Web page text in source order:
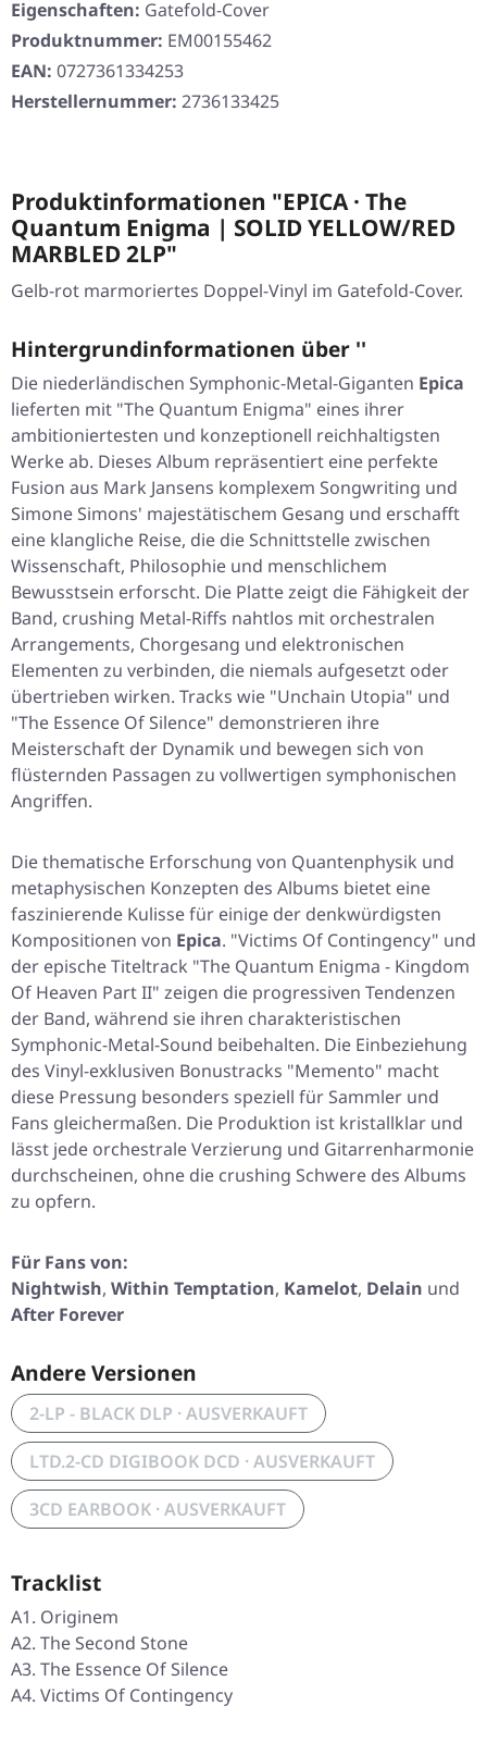
Eigenschaften: Gatefold-Cover
Produktnummer: EM00155462
EAN: 0727361334253
Herstellernummer: 2736133425
Produktinformationen "EPICA · The
Quantum Enigma | SOLID YELLOW/RED
MARBLED 2LP"
Gelb-rot marmoriertes Doppel-Vinyl im Gatefold-Cover.
Hintergrundinformationen über ''
Die niederländischen Symphonic-Metal-Giganten Epica
lieferten mit "The Quantum Enigma" eines ihrer
ambitioniertesten und konzeptionell reichhaltigsten
Werke ab. Dieses Album repräsentiert eine perfekte
Fusion aus Mark Jansens komplexem Songwriting und
Simone Simons' majestätischem Gesang und erschafft
eine klangliche Reise, die die Schnittstelle zwischen
Wissenschaft, Philosophie und menschlichem
Bewusstsein erforscht. Die Platte zeigt die Fähigkeit der
Band, crushing Metal-Riffs nahtlos mit orchestralen
Arrangements, Chorgesang und elektronischen
Elementen zu verbinden, die niemals aufgesetzt oder
übertrieben wirken. Tracks wie "Unchain Utopia" und
"The Essence Of Silence" demonstrieren ihre
Meisterschaft der Dynamik und bewegen sich von
flüsternden Passagen zu vollwertigen symphonischen
Angriffen.
Die thematische Erforschung von Quantenphysik und
metaphysischen Konzepten des Albums bietet eine
faszinierende Kulisse für einige der denkwürdigsten
Kompositionen von Epica. "Victims Of Contingency" und
der epische Titeltrack "The Quantum Enigma - Kingdom
Of Heaven Part II" zeigen die progressiven Tendenzen
der Band, während sie ihren charakteristischen
Symphonic-Metal-Sound beibehalten. Die Einbeziehung
des Vinyl-exklusiven Bonustracks "Memento" macht
diese Pressung besonders speziell für Sammler und
Fans gleichermaßen. Die Produktion ist kristallklar und
lässt jede orchestrale Verzierung und Gitarrenharmonie
durchscheinen, ohne die crushing Schwere des Albums
zu opfern.
Für Fans von:
Nightwish, Within Temptation, Kamelot, Delain und
After Forever
Andere Versionen
2-LP - BLACK DLP · AUSVERKAUFT
LTD.2-CD DIGIBOOK DCD · AUSVERKAUFT
3CD EARBOOK · AUSVERKAUFT
Tracklist
A1. Originem
A2. The Second Stone
A3. The Essence Of Silence
A4. Victims Of Contingency